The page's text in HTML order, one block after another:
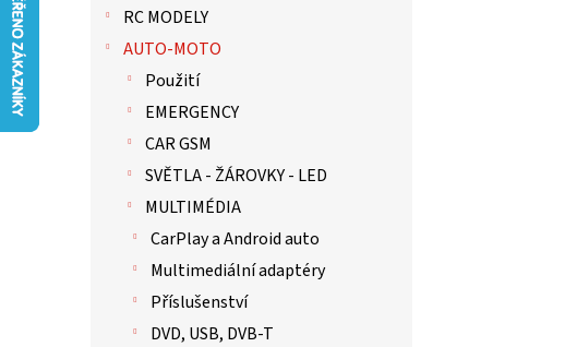
RC MODELY
AUTO-MOTO
Použití
EMERGENCY
CAR GSM
SVĚTLA - ŽÁROVKY - LED
MULTIMÉDIA
CarPlay a Android auto
Multimediální adaptéry
Příslušenství
DVD, USB, DVB-T